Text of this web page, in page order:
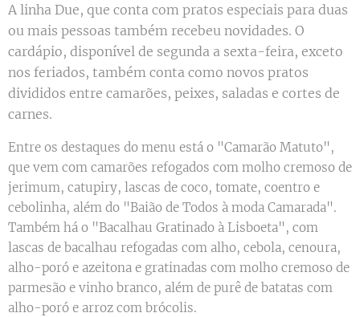
A linha Due, que conta com pratos especiais para duas
ou mais pessoas também recebeu novidades. O
cardápio, disponível de segunda a sexta-feira, exceto
nos feriados, também conta como novos pratos
divididos entre camarões, peixes, saladas e cortes de
carnes.
Entre os destaques do menu está o "Camarão Matuto",
que vem com camarões refogados com molho cremoso de
jerimum, catupiry, lascas de coco, tomate, coentro e
cebolinha, além do "Baião de Todos à moda Camarada".
Também há o "Bacalhau Gratinado à Lisboeta", com
lascas de bacalhau refogadas com alho, cebola, cenoura,
alho-poró e azeitona e gratinadas com molho cremoso de
parmesão e vinho branco, além de purê de batatas com
alho-poró e arroz com brócolis.